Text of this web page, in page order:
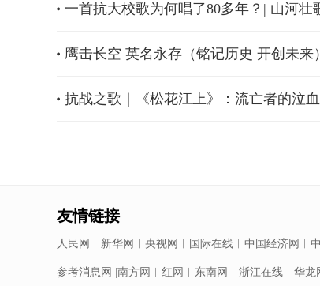
一首抗大校歌为何唱了80多年？| 山河壮
鹰击长空 英名永存（铭记历史 开创未来）
抗战之歌｜《松花江上》：流亡者的泣